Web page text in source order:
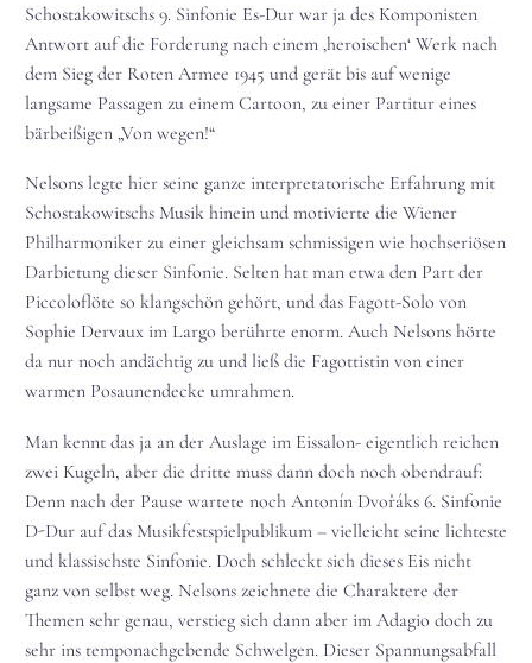
Schostakowitschs 9. Sinfonie Es-Dur war ja des Komponisten
Antwort auf die Forderung nach einem ‚heroischen‘ Werk nach
dem Sieg der Roten Armee 1945 und gerät bis auf wenige
langsame Passagen zu einem Cartoon, zu einer Partitur eines
bärbeißigen „Von wegen!“
Nelsons legte hier seine ganze interpretatorische Erfahrung mit
Schostakowitschs Musik hinein und motivierte die Wiener
Philharmoniker zu einer gleichsam schmissigen wie hochseriösen
Darbietung dieser Sinfonie. Selten hat man etwa den Part der
Piccoloflöte so klangschön gehört, und das Fagott-Solo von
Sophie Dervaux im Largo berührte enorm. Auch Nelsons hörte
da nur noch andächtig zu und ließ die Fagottistin von einer
warmen Posaunendecke umrahmen.
Man kennt das ja an der Auslage im Eissalon- eigentlich reichen
zwei Kugeln, aber die dritte muss dann doch noch obendrauf:
Denn nach der Pause wartete noch Antonín Dvořáks 6. Sinfonie
D-Dur auf das Musikfestspielpublikum – vielleicht seine lichteste
und klassischste Sinfonie. Doch schleckt sich dieses Eis nicht
ganz von selbst weg. Nelsons zeichnete die Charaktere der
Themen sehr genau, verstieg sich dann aber im Adagio doch zu
sehr ins temponachgebende Schwelgen. Dieser Spannungsabfall